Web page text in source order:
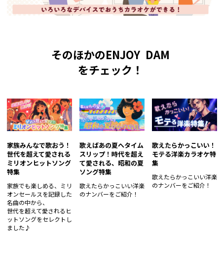
そのほかのENJOY DAM
をチェック！
家族みんなで歌おう！
世代を超えて愛される
ミリオンヒットソング
特集
家族でも楽しめる、ミリ
オンセールスを記録した
名曲の中から、
世代を超えて愛されるヒ
ットソングをセレクトし
ました♪
歌えばあの夏へタイム
スリップ！時代を超え
て愛される、昭和の夏
ソング特集
歌えたらかっこいい洋楽
のナンバーをご紹介！
歌えたらかっこいい！
モテる洋楽カラオケ特
集
歌えたらかっこいい洋楽
のナンバーをご紹介！